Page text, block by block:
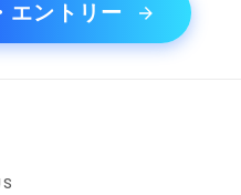
エントリー